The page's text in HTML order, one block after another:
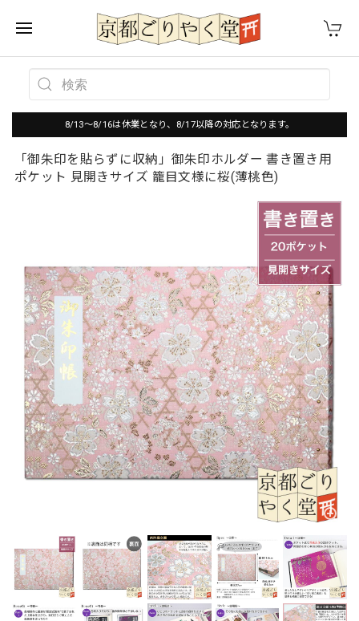
8/13～8/16は休業となり、8/17以降の対応となります。
「御朱印を貼らずに収納」御朱印ホルダー 書き置き用
ポケット 見開きサイズ 籠目文様に桜(薄桃色)